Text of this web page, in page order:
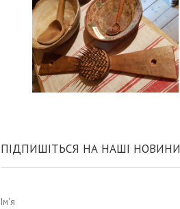
ПІДПИШІТЬСЯ НА НАШІ НОВИНИ
Ім'я